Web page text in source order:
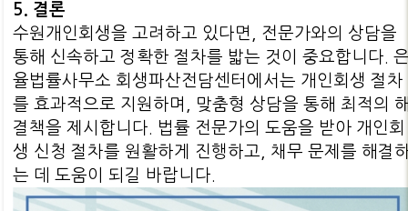
5. 결론
수원개인회생을 고려하고 있다면, 전문가와의 상담을
통해 신속하고 정확한 절차를 밟는 것이 중요합니다.
율법률사무소 회생파산전담센터에서는 개인회생 절차
를 효과적으로 지원하며, 맞춤형 상담을 통해 최적의
결책을 제시합니다. 법률 전문가의 도움을 받아 개인회
생 신청 절차를 원활하게 진행하고, 채무 문제를 해결
는 데 도움이 되길 바랍니다.